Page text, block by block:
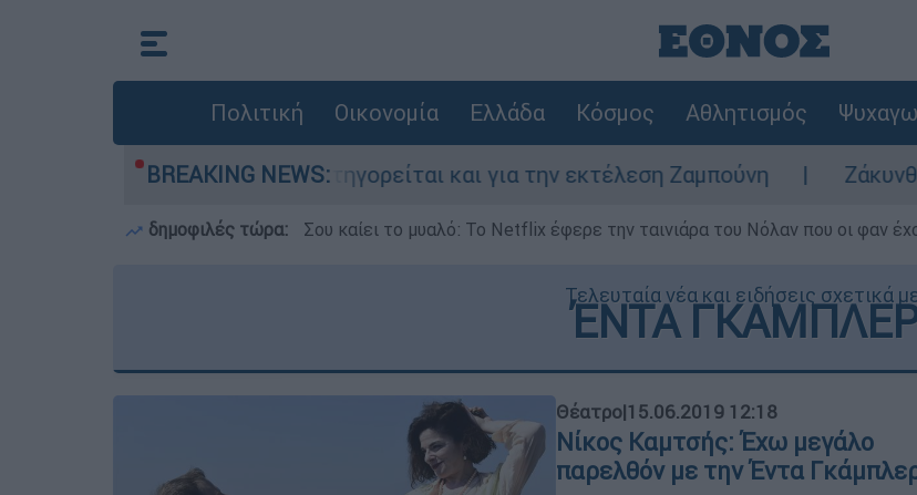
Πολιτική Οικονομία Ελλάδα Κόσμος Αθλητισμός
BREAKING NEWS:
στην Ελλάδα - Κατηγορείται και για την εκτέλεση Ζαμπούνη Ζάκυνθος:
δημοφιλές τώρα: Σου καίει το μυαλό: Το Netflix έφερε την ταινιάρα του Νόλαν που οι φαν
Τελευταία νέα και ειδήσεις σχετικά
ΈΝΤΑ
Θέατρο|15.06.2019 12:18
Νίκος Καμτσής: Έχω μεγάλο
παρελθόν με την Έντα